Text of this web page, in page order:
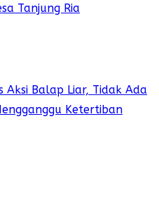
Tanjung Ria
Aksi Balap Liar, Tidak Ada
Ketertiban